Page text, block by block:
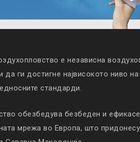
е независна
да ги достигне највисокото ниво
стандарди.
обезбедува безбеден и
мрежа во Европа, што